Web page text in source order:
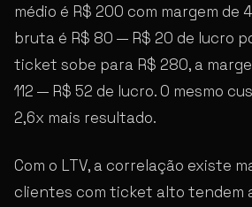
médio é R$ 200 com margem de
bruta é R$ 80 — R$ 20 de lucro
ticket sobe para R$ 280, a
112 — R$ 52 de lucro. O mesmo
2,6x mais resultado.
Com o LTV, a correlação existe
clientes com ticket alto tendem